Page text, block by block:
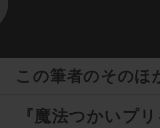
この筆者のそのほ
『魔法つかいプ